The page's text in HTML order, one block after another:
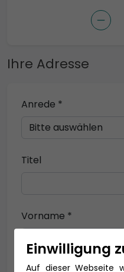
Ihre Adresse
Anrede *
Titel
Vorname *
Einwilligung
Auf dieser Webseite